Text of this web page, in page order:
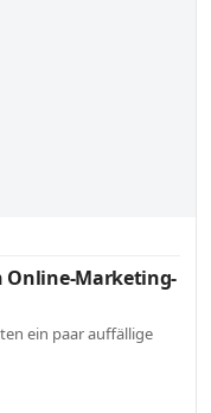
Online-Marketing-
ein paar auffällige